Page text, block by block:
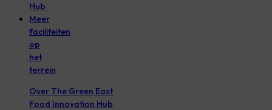
Hub
Meer
faciliteiten
op
het
terrein
Over The Green East
Food Innovation Hub